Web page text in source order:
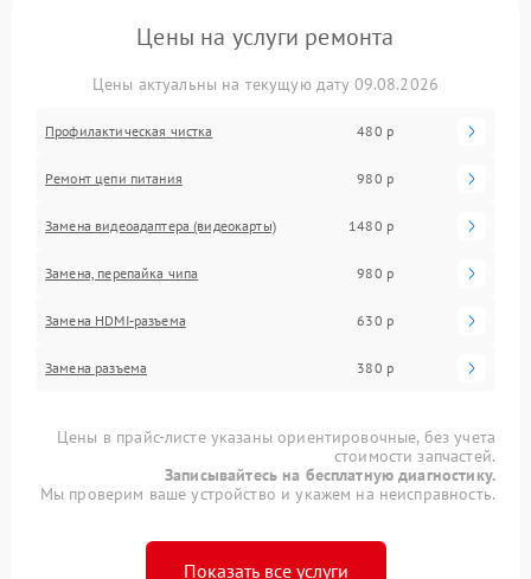
Цены на услуги ремонта
Цены актуальны на текущую дату 09.08.2026
Профилактическая чистка 480 р
Ремонт цепи питания 980 р
Замена видеоадаптера (видеокарты) 1480 р
Замена, перепайка чипа 980 р
Замена HDMI-разъема 630 р
Замена разъема 380 р
Цены в прайс-листе указаны ориентировочные, без учета
стоимости запчастей.
Записывайтесь на бесплатную диагностику.
Мы проверим ваше устройство и укажем на неисправность.
Показать все услуги